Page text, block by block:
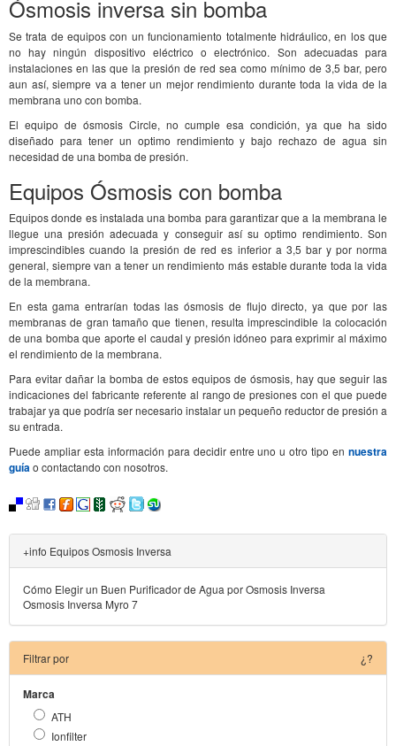
Ósmosis inversa sin bomba
Se trata de equipos con un funcionamiento totalmente hidráulico, en los que
no hay ningún dispositivo eléctrico o electrónico. Son adecuadas para
instalaciones en las que la presión de red sea como mínimo de 3,5 bar, pero
aun así, siempre va a tener un mejor rendimiento durante toda la vida de la
membrana uno con bomba.
El equipo de ósmosis Circle, no cumple esa condición, ya que ha sido
diseñado para tener un optimo rendimiento y bajo rechazo de agua sin
necesidad de una bomba de presión.
Equipos Ósmosis con bomba
Equipos donde es instalada una bomba para garantizar que a la membrana le
llegue una presión adecuada y conseguir así su optimo rendimiento. Son
imprescindibles cuando la presión de red es inferior a 3,5 bar y por norma
general, siempre van a tener un rendimiento más estable durante toda la vida
de la membrana.
En esta gama entrarían todas las ósmosis de flujo directo, ya que por las
membranas de gran tamaño que tienen, resulta imprescindible la colocación
de una bomba que aporte el caudal y presión idóneo para exprimir al máximo
el rendimiento de la membrana.
Para evitar dañar la bomba de estos equipos de ósmosis, hay que seguir las
indicaciones del fabricante referente al rango de presiones con el que puede
trabajar ya que podría ser necesario instalar un pequeño reductor de presión a
su entrada.
Puede ampliar esta información para decidir entre uno u otro tipo en nuestra
guíao contactando con nosotros.
+info Equipos Osmosis Inversa
Cómo Elegir un Buen Purificador de Agua por Osmosis Inversa
Osmosis Inversa Myro 7
Filtrar por ¿?
Marca
ATH
Ionfilter